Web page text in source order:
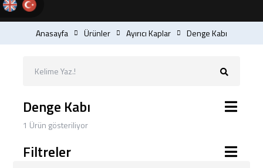
Anasayfa Ürünler Ayırıcı Kaplar Denge Kabı
Denge Kabı
1 Ürün gösteriliyor
Filtreler